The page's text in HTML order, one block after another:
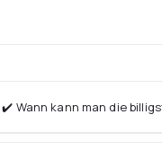
✔️ Wann kann man die